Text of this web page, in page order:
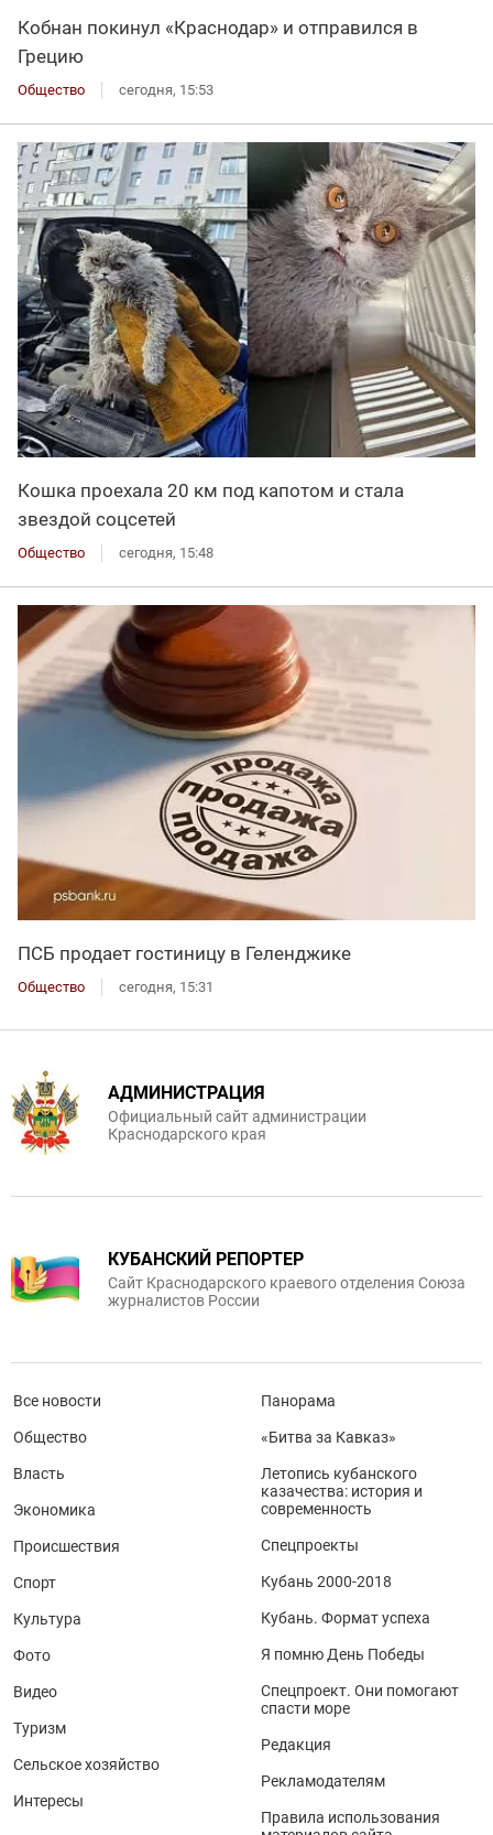
Кобнан покинул «Краснодар» и отправился в
Грецию
Общество сегодня, 15:53
Кошка проехала 20 км под капотом и стала
звездой соцсетей
Общество сегодня, 15:48
ПСБ продает гостиницу в Геленджике
Общество сегодня, 15:31
АДМИНИСТРАЦИЯ
Официальный сайт администрации
Краснодарского края
КУБАНСКИЙ РЕПОРТЕР
Сайт Краснодарского краевого отделения Союза
журналистов России
Все новости
Общество
Власть
Экономика
Происшествия
Спорт
Культура
Фото
Видео
Туризм
Сельское хозяйство
Интересы
Панорама
«Битва за Кавказ»
Летопись кубанского
казачества: история и
современность
Спецпроекты
Кубань 2000-2018
Кубань. Формат успеха
Я помню День Победы
Спецпроект. Они помогают
спасти море
Редакция
Рекламодателям
Правила использования